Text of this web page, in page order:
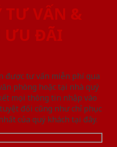
TƯ VẤN &
ƯU ĐÃI
được tư vấn miễn phí qua
phòng hoặc tại nhà quý
mọi thông tin nhập vào
đối cũng như chỉ phục
của quý khách tại đây.